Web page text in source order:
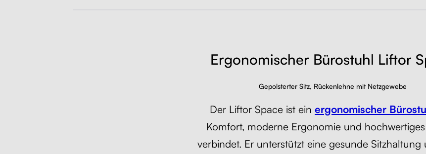
Ergonomischer Bürostuhl Liftor
Gepolsterter Sitz, Rückenlehne mit Netzgewebe
Der Liftor Space ist ein ergonomischer
Komfort, moderne Ergonomie und
verbindet. Er unterstützt eine gesunde Sitzhaltung